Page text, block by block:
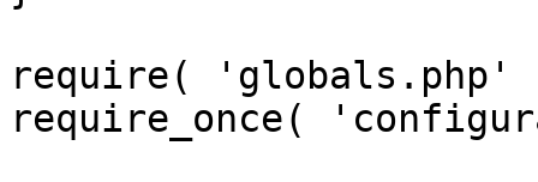
require(
require_once(